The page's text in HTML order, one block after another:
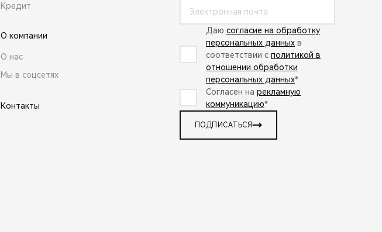
Кредит
О компании
О нас
Мы в соцсетях
Контакты
Даю согласие на обработку
персональных данных в
соответствии с политикой в
отношении обработки
персональных данных*
Согласен на рекламную
коммуникацию*
ПОДПИСАТЬСЯ